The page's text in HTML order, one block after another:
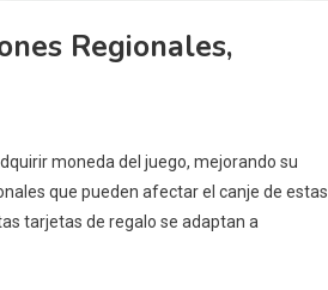
Regionales,
moneda del juego, mejorando su
que pueden afectar el canje de estas
tarjetas de regalo se adaptan a